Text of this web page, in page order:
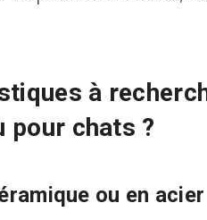
à
pour chats ?
ou en